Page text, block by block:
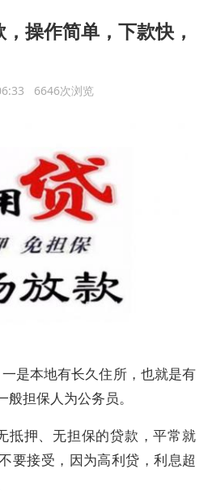
操作简单，下款快，
6646次浏览
是本地有长久住所，也就是有
担保人为公务员。
抵押、无担保的贷款，平常就
要接受，因为高利贷，利息超